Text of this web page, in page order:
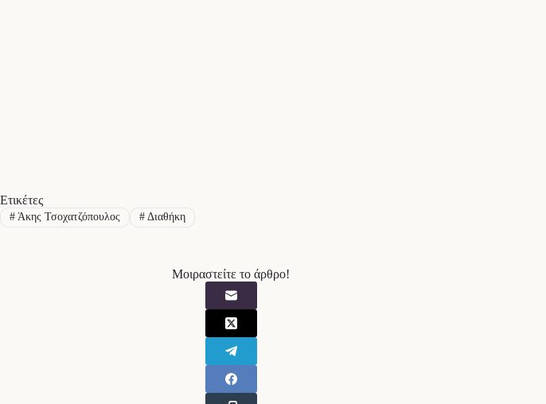
Ετικέτες
#Άκης Τσοχατζόπουλος #Διαθήκη
Μοιραστείτε το άρθρο!